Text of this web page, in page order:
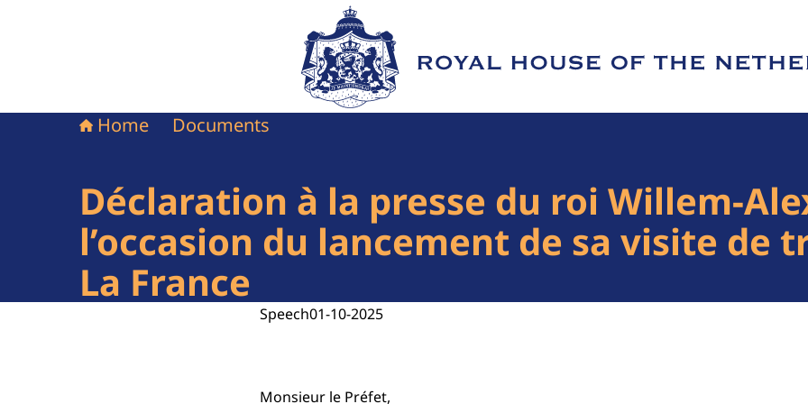
To the homepage of Royal House of the Netherlands
Home Documents
Déclaration à la presse du roi Willem-
l’occasion du lancement de sa visite de
La France
Speech01-10-2025
Monsieur le Préfet,